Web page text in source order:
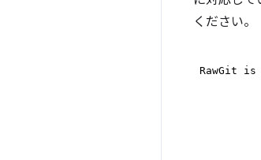
ください。